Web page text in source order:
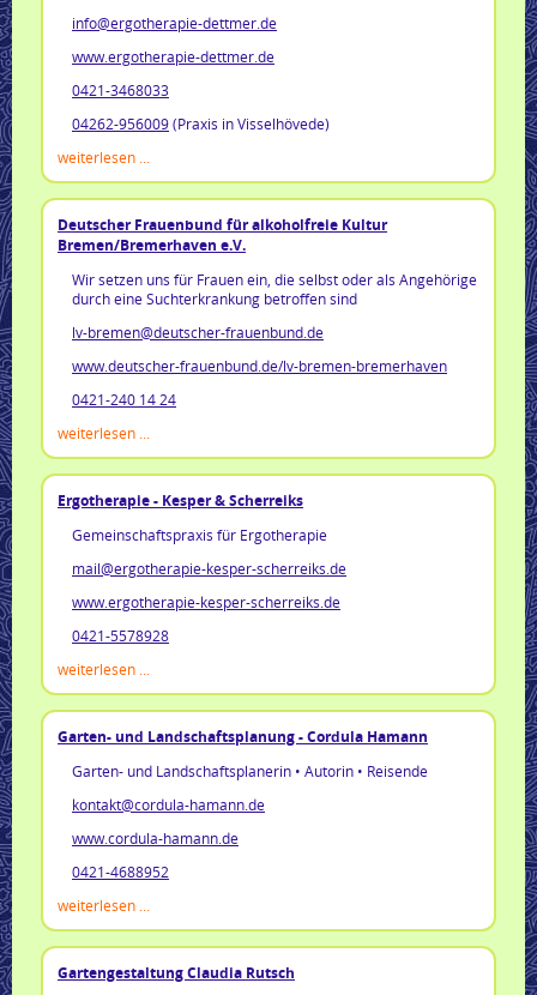
info@ergotherapie-dettmer.de
www.ergotherapie-dettmer.de
0421-3468033
04262-956009(Praxis in Visselhövede)
weiterlesen ...
Deutscher Frauenbund für alkoholfreie Kultur
Bremen/Bremerhaven e.V.
Wir setzen uns für Frauen ein, die selbst oder als Angehörige
durch eine Suchterkrankung betroffen sind
lv-bremen@deutscher-frauenbund.de
www.deutscher-frauenbund.de/lv-bremen-bremerhaven
0421-240 14 24
weiterlesen ...
Ergotherapie - Kesper & Scherreiks
Gemeinschaftspraxis für Ergotherapie
mail@ergotherapie-kesper-scherreiks.de
www.ergotherapie-kesper-scherreiks.de
0421-5578928
weiterlesen ...
Garten- und Landschaftsplanung - Cordula Hamann
Garten- und Landschaftsplanerin • Autorin • Reisende
kontakt@cordula-hamann.de
www.cordula-hamann.de
0421-4688952
weiterlesen ...
Gartengestaltung Claudia Rutsch